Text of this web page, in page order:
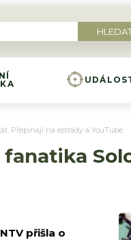
Přepínají na estrády a YouTube
přišla o